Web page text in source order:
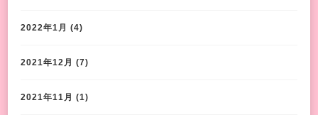
2022年1月 (4)
2021年12月 (7)
2021年11月 (1)